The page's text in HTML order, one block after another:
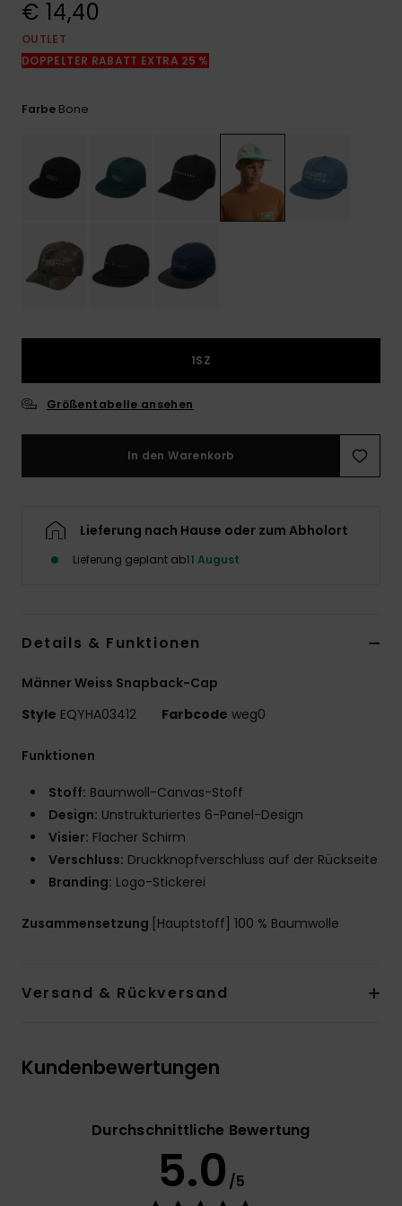
ansehen
€ 14,40
OUTLET
DOPPELTER RABATT EXTRA 25 %
Farbe Bone
1SZ
Größentabelle ansehen
In den Warenkorb
Lieferung nach Hause oder zum Abholort
Lieferung geplant ab11 August
Details & Funktionen
Männer Weiss Snapback-Cap
Style EQYHA03412 Farbcode weg0
Funktionen
Stoff: Baumwoll-Canvas-Stoff
Design: Unstrukturiertes 6-Panel-Design
Visier: Flacher Schirm
Verschluss: Druckknopfverschluss auf der Rückseite
Branding: Logo-Stickerei
Zusammensetzung [Hauptstoff] 100 % Baumwolle
Versand & Rückversand
Kundenbewertungen
Durchschnittliche Bewertung
5.0 /5